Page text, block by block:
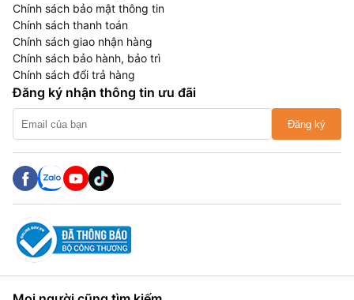
Chính sách bảo mật thông tin
Chính sách thanh toán
Chính sách giao nhận hàng
Chính sách bảo hành, bảo trì
Chính sách đổi trả hàng
Đăng ký nhận thông tin ưu đãi
Đăng ký